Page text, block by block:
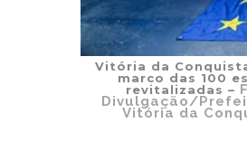
Vitória da
marco das 100
revitalizadas –
Divulgação/
Vitória da